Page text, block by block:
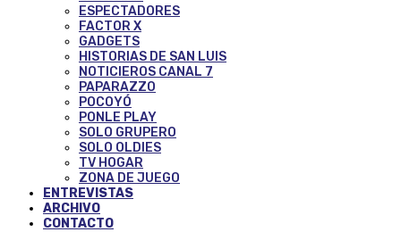
ESPECTADORES
FACTOR X
GADGETS
HISTORIAS DE SAN LUIS
NOTICIEROS CANAL 7
PAPARAZZO
POCOYÓ
PONLE PLAY
SOLO GRUPERO
SOLO OLDIES
TV HOGAR
ZONA DE JUEGO
ENTREVISTAS
ARCHIVO
CONTACTO